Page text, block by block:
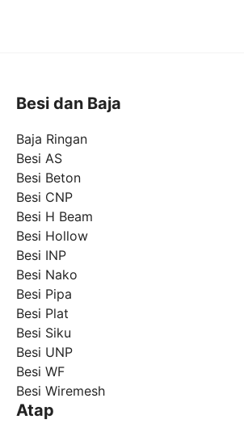
Besi dan Baja
Baja Ringan
Besi AS
Besi Beton
Besi CNP
Besi H Beam
Besi Hollow
Besi INP
Besi Nako
Besi Pipa
Besi Plat
Besi Siku
Besi UNP
Besi WF
Besi Wiremesh
Atap